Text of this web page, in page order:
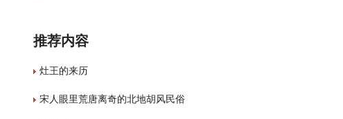
推荐内容
灶王的来历
宋人眼里荒唐离奇的北地胡风民俗